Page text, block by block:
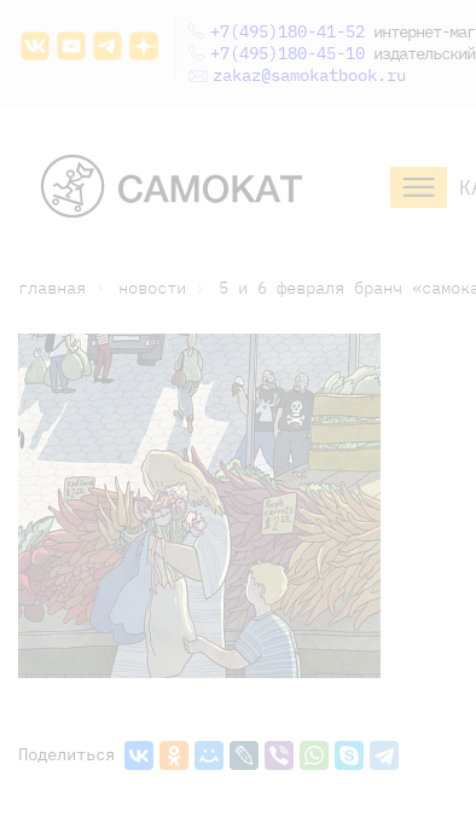
+7(495)180-41-52 интернет-
+7(495)180-45-10
zakaz@samokatbook.ru
дошкольникам
главная новости 5 и 6 февраля бранч
Поделиться